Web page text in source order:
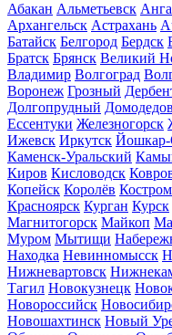
Абакан Альметьевск
Архангельск Астрахань
Батайск Белгород Бердск
Братск Брянск Великий
Владимир Волгоград
Воронеж Грозный
Долгопрудный
Ессентуки Железногорск
Ижевск Иркутск
Каменск-Уральский
Киров Кисловодск
Копейск Королёв
Красноярск Курган Курск
Магнитогорск Майкоп
Муром Мытищи
Находка Невинномысск
Нижневартовск
Тагил Новокузнецк
Новороссийск
Новошахтинск Новый